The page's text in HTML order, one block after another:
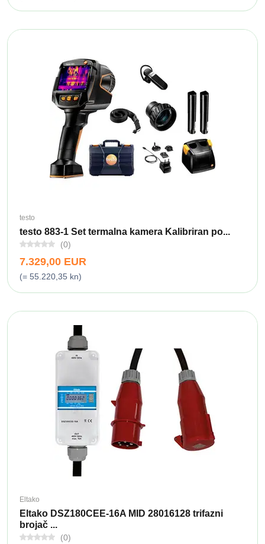
testo
testo 883-1 Set termalna kamera Kalibriran po...
(0)
7.329,00 EUR
(= 55.220,35 kn)
Eltako
Eltako DSZ180CEE-16A MID 28016128 trifazni
brojač ...
(0)